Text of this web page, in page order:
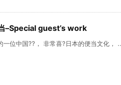
–Special guest’s work
??， 非常喜?日本的便当文化，